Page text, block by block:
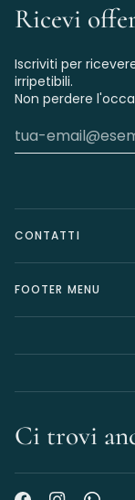
Ricevi
Iscriviti per
irripetibili.
Non perdere
CONTATTI
FOOTER MENU
Ci trovi